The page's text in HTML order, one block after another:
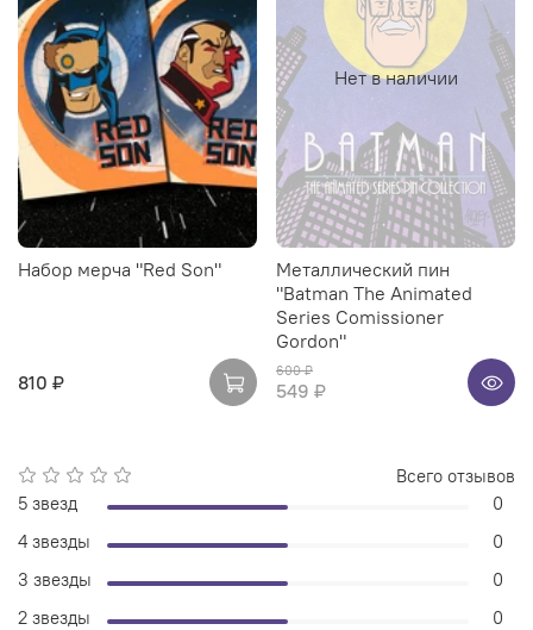
Набор мерча "Red Son"
810 ₽
Нет в наличии
Металлический пин
"Batman The Animated
Series Comissioner
Gordon"
600 ₽
549 ₽
Всего отзывов
5 звезд
0
4 звезды
0
3 звезды
0
2 звезды
0